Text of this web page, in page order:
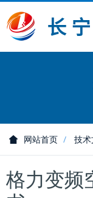
网站首页 技术
格力变频